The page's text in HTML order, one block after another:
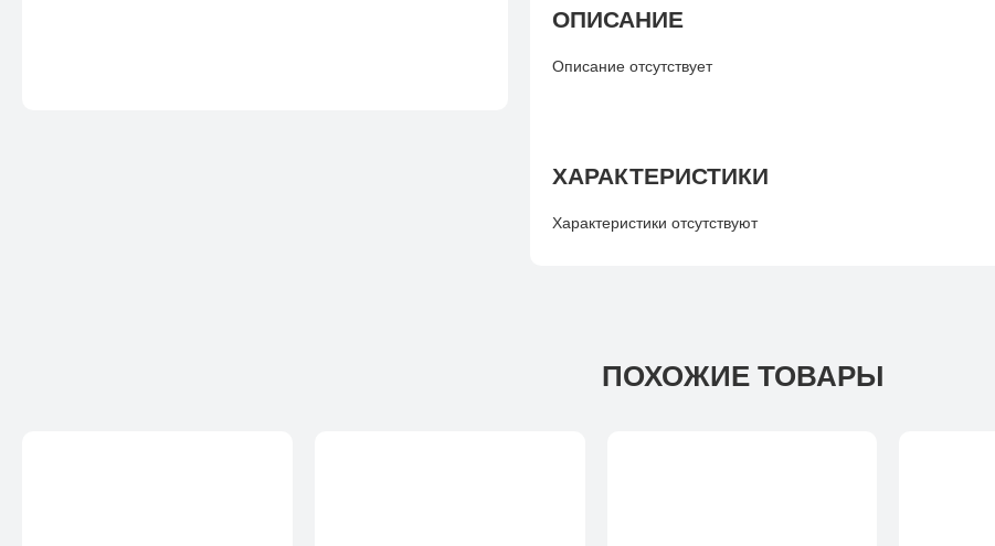
ОПИСАНИЕ
Описание отсутствует
ХАРАКТЕРИСТИКИ
Характеристики отсутствуют
ПОХОЖИЕ ТОВАРЫ